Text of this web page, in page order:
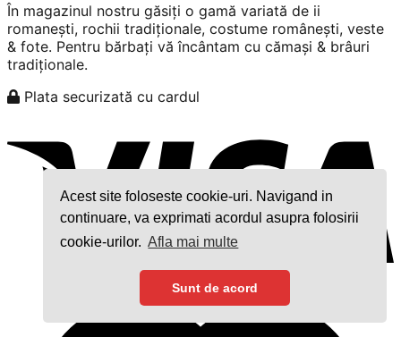
Acest site foloseste cookie-uri. Navigand in
continuare, va exprimati acordul asupra folosirii
cookie-urilor. Afla mai multe
Sunt de acord
În magazinul nostru găsiți o gamă variată de ii
romanești, rochii tradiționale, costume românești, veste
& fote. Pentru bărbați vă încântam cu cămași & brâuri
tradiționale.
Plata securizată cu cardul